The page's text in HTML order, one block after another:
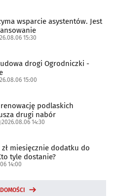
wsparcie asystentów. Jest
15:30
drogi Ogrodniczki -
15:00
renowację podlaskich
drugi nabór
2026.08.06 14:30
zł miesięcznie dodatku do
tyle dostanie?
14:00